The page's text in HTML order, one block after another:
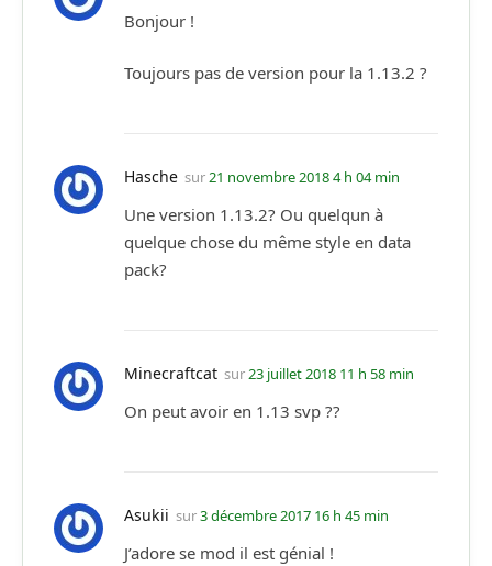
Bonjour !
Toujours pas de version pour la 1.13.2 ?
Hasche sur21 novembre 2018 4 h 04 min
Une version 1.13.2? Ou quelqun à
quelque chose du même style en data
pack?
Minecraftcat sur23 juillet 2018 11 h 58 min
On peut avoir en 1.13 svp ??
Asukii sur3 décembre 2017 16 h 45 min
J’adore se mod il est génial !